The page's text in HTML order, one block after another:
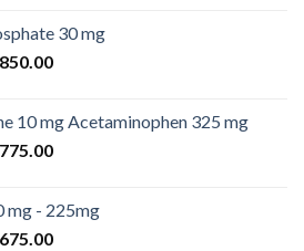
$820.00
30 mg
850.00Hinnavahemik:
$850.00
10 mg Acetaminophen 325 mg
775.00Hinnavahemik:
$775.00
mg - 225mg
675.00Hinnavahemik: